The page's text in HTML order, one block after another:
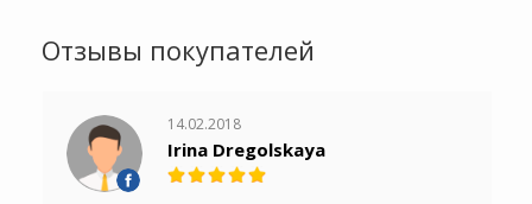
Отзывы покупателей
14.02.2018
Irina Dregolskaya